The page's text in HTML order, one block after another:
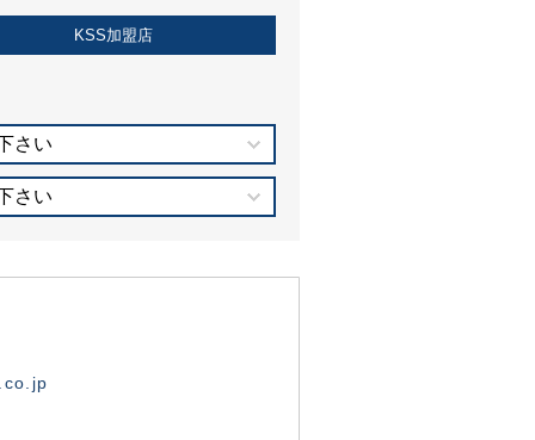
KSS加盟店
さい
さい